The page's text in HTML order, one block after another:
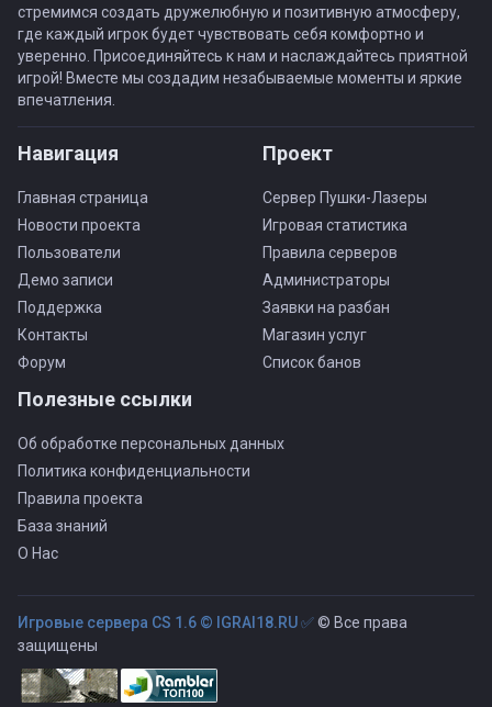
стремимся создать дружелюбную и позитивную атмосферу,
где каждый игрок будет чувствовать себя комфортно и
уверенно. Присоединяйтесь к нам и наслаждайтесь приятной
игрой! Вместе мы создадим незабываемые моменты и яркие
впечатления.
Навигация
Главная страница
Новости проекта
Пользователи
Демо записи
Поддержка
Контакты
Форум
Проект
Сервер Пушки-Лазеры
Игровая статистика
Правила серверов
Администраторы
Заявки на разбан
Магазин услуг
Список банов
Полезные ссылки
Об обработке персональных данных
Политика конфиденциальности
Правила проекта
База знаний
О Нас
Игровые сервера CS 1.6 © IGRAI18.RU ✅© Все права
защищены